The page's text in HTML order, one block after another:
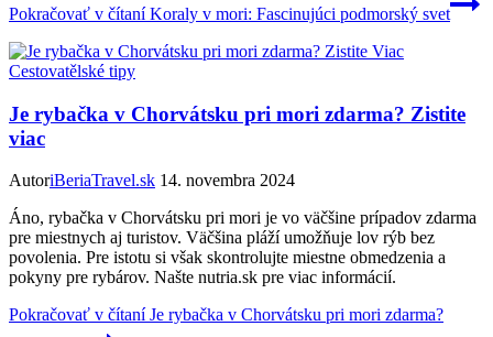
Pokračovať v čítaníKoraly v mori: Fascinujúci podmorský svet
Cestovatělské tipy
Je rybačka v Chorvátsku pri mori zdarma? Zistite
viac
AutoriBeriaTravel.sk 14. novembra 2024
Áno, rybačka v Chorvátsku pri mori je vo väčšine prípadov zdarma
pre miestnych aj turistov. Väčšina pláží umožňuje lov rýb bez
povolenia. Pre istotu si však skontrolujte miestne obmedzenia a
pokyny pre rybárov. Našte nutria.sk pre viac informácií.
Pokračovať v čítaníJe rybačka v Chorvátsku pri mori zdarma?